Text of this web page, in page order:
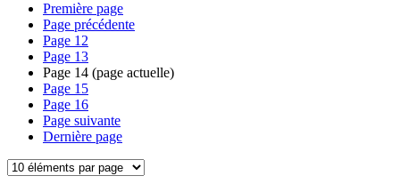
Première page
Page précédente
Page 12
Page 13
Page 14 (page actuelle)
Page 15
Page 16
Page suivante
Dernière page